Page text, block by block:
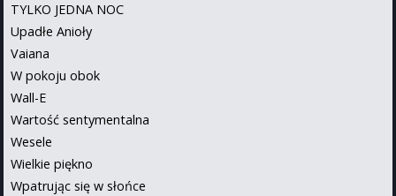
TYLKO JEDNA NOC
Upadłe Anioły
Vaiana
W pokoju obok
Wall-E
Wartość sentymentalna
Wesele
Wielkie piękno
Wpatrując się w słońce